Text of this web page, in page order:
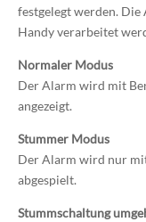
festgelegt werden.
Handy verarbeitet
Normaler Modus
Der Alarm wird mit
angezeigt.
Stummer Modus
Der Alarm wird nur
abgespielt.
Stummschaltung